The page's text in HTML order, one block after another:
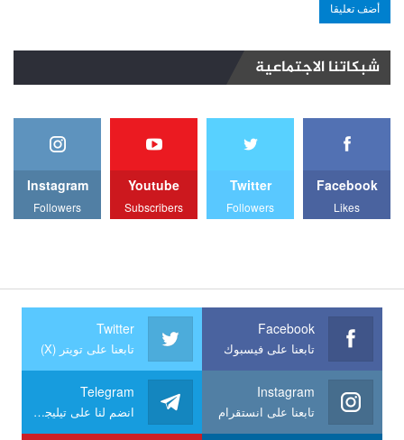
شبكاتنا الاجتماعية
Facebook
Likes
Twitter
Followers
Youtube
Subscribers
Instagram
Followers
Facebook
تابعنا على فيسبوك
Twitter
تابعنا على تويتر (X)
Instagram
تابعنا على انستقرام
Telegram
انضم لنا على تيليجرام